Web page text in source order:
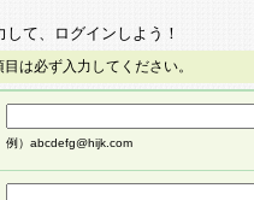
て、ログインしよう！
は必ず入力してください。
例）abcdefg@hijk.com